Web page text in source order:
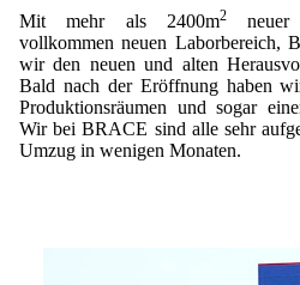
Soluspheres
Staubreduktion
Angebotsanfrage
Probiotics Encapsulation
Powering Green Chemistry
Microcapsules
Shaping of Alginate–Silica
Registrierung
Bestätigungsseite Anfrage
Bestätigungsseite Bewertung
Zusatzinformationen
Bestätigungsseite
Account Aktiviert
Passwort vergessen
Neu Registrieren
Mit mehr als 2400m2
neuer
vollkommen neuen Laborbereich,
wir den neuen und alten
Bald nach der Eröffnung haben
Produktionsräumen und sogar
Wir bei BRACE sind alle sehr
Umzug in wenigen Monaten.